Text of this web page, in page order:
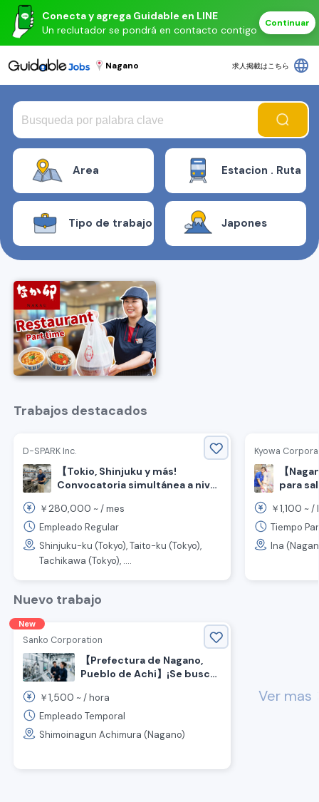
Conecta y agrega Guidable en LINE
Un reclutador se pondrá en contacto contigo
Continuar
Nagano 求人掲載はこちら language
Area Estacion . Ruta
Tipo de trabajo Japones
Trabajos destacados
D-SPARK Inc.
【Tokio, Shinjuku y más!
Convocatoria simultánea a nivel
ventas para propuestas de
equipo de cocina para
restaurantes.
￥ 280,000 ~ /mes
Empleado Regular
Shinjuku-ku (Tokyo), Taito-ku (Tokyo),
Tachikawa (Tokyo), ....
Kyowa
【
para
cliente!
￥1,100 ~ /
Tiempo
Ina
Nuevo trabajo
New
Sanko Corporation
【Prefectura de Nagano,
Pueblo de Achi】¡Se busca
alto salario!
￥1,500 ~ /hora
Empleado Temporal
Shimoinagun Achimura (Nagano)
Ver mas